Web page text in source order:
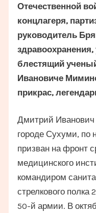
Отечественной
концлагеря,
руководитель
блестящий
Ивановиче
прикрас,
Дмитрий Иванович
городе Сухуми, по
призван на фронт
медицинского
командиром
стрелкового полка
50-й армии. В